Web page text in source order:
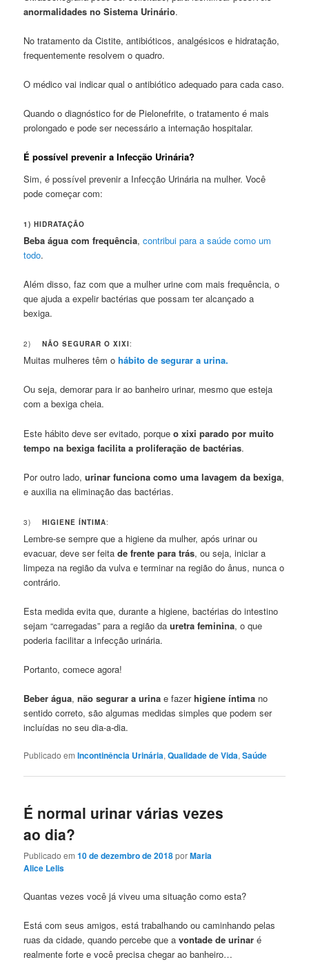
anormalidades no Sistema Urinário.
No tratamento da Cistite, antibióticos, analgésicos e hidratação,
frequentemente resolvem o quadro.
O médico vai indicar qual o antibiótico adequado para cada caso.
Quando o diagnóstico for de Pielonefrite, o tratamento é mais
prolongado e pode ser necessário a internação hospitalar.
É possível prevenir a Infecção Urinária?
Sim, é possível prevenir a Infecção Urinária na mulher. Você
pode começar com:
1) HIDRATAÇÃO
Beba água com frequência,contribui para a saúde como um
todo.
Além disso, faz com que a mulher urine com mais frequência, o
que ajuda a expelir bactérias que possam ter alcançado a
bexiga.
2)NÃO SEGURAR O XIXI:
Muitas mulheres têm ohábito de segurar a urina.
Ou seja, demorar para ir ao banheiro urinar, mesmo que esteja
com a bexiga cheia.
Este hábito deve ser evitado, porqueo xixi parado por muito
tempo na bexiga facilita a proliferação de bactérias.
Por outro lado,urinar funciona como uma lavagem da bexiga,
e auxilia na eliminação das bactérias.
3)HIGIENE ÍNTIMA:
Lembre-se sempre que a higiene da mulher, após urinar ou
evacuar, deve ser feitade frente para trás, ou seja, iniciar a
limpeza na região da vulva e terminar na região do ânus, nunca o
contrário.
Esta medida evita que, durante a higiene, bactérias do intestino
sejam “carregadas” para a região dauretra feminina, o que
poderia facilitar a infecção urinária.
Portanto, comece agora!
Beber água,não segurar a urina e fazerhigiene íntima no
sentido correto, são algumas medidas simples que podem ser
incluídas no seu dia-a-dia.
Publicado em Incontinência Urinária,Qualidade de Vida,Saúde
É normal urinar várias vezes
ao dia?
Publicado em10 de dezembro de 2018porMaria
Alice Lelis
Quantas vezes você já viveu uma situação como esta?
Está com seus amigos, está trabalhando ou caminhando pelas
ruas da cidade, quando percebe que avontade de urinar é
realmente forte e você precisa chegar ao banheiro…